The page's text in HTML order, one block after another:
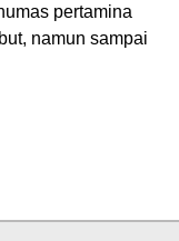
pertamina
namun sampai